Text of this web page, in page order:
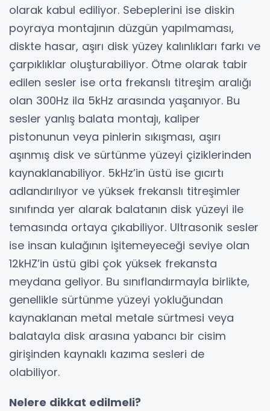
olarak kabul ediliyor. Sebeplerini ise diskin
poyraya montajının düzgün yapılmaması,
diskte hasar, aşırı disk yüzey kalınlıkları farkı ve
çarpıklıklar oluşturabiliyor. Ötme olarak tabir
edilen sesler ise orta frekanslı titreşim aralığı
olan 300Hz ila 5kHz arasında yaşanıyor. Bu
sesler yanlış balata montajı, kaliper
pistonunun veya pinlerin sıkışması, aşırı
aşınmış disk ve sürtünme yüzeyi çiziklerinden
kaynaklanabiliyor. 5kHz’in üstü ise gıcırtı
adlandırılıyor ve yüksek frekanslı titreşimler
sınıfında yer alarak balatanın disk yüzeyi ile
temasında ortaya çıkabiliyor. Ultrasonik sesler
ise insan kulağının işitemeyeceği seviye olan
12kHZ’in üstü gibi çok yüksek frekansta
meydana geliyor. Bu sınıflandırmayla birlikte,
genellikle sürtünme yüzeyi yokluğundan
kaynaklanan metal metale sürtmesi veya
balatayla disk arasına yabancı bir cisim
girişinden kaynaklı kazıma sesleri de
olabiliyor.
Nelere dikkat edilmeli?